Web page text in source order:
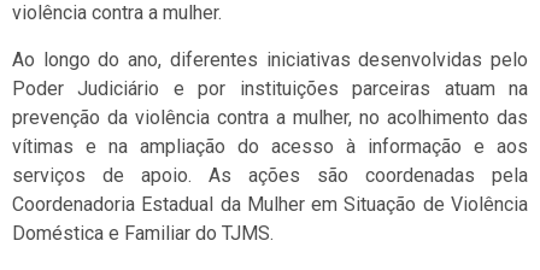
violência contra a mulher.
Ao longo do ano, diferentes iniciativas desenvolvidas pelo
Poder Judiciário e por instituições parceiras atuam na
prevenção da violência contra a mulher, no acolhimento das
vítimas e na ampliação do acesso à informação e aos
serviços de apoio. As ações são coordenadas pela
Coordenadoria Estadual da Mulher em Situação de Violência
Doméstica e Familiar do TJMS.